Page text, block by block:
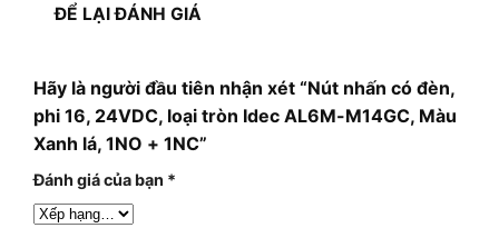
ĐỂ LẠI ĐÁNH GIÁ
Hãy là người đầu tiên nhận xét “Nút nhấn có đèn,
phi 16, 24VDC, loại tròn Idec AL6M-M14GC, Màu
Xanh lá, 1NO + 1NC”
Đánh giá của bạn *